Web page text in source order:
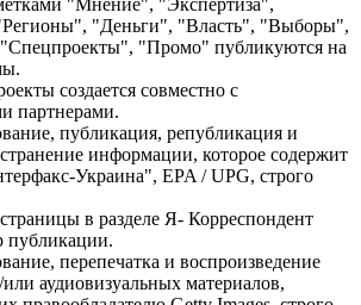
"Деньги", "Власть", "Выборы",
"Промо" публикуются на
создается совместно с
партнерами.
публикация, републикация и
информации, которое содержит
Украина", EPA / UPG, строго
в разделе Я- Корреспондент
публикации.
перепечатка и воспроизведение
аудиовизуальных материалов,